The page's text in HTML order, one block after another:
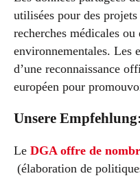
utilisées pour des
recherches médicales
environnementales. Les
d’une reconnaissance
européen pour
Unsere Empfehlung:
Le DGA offre de
(élaboration de